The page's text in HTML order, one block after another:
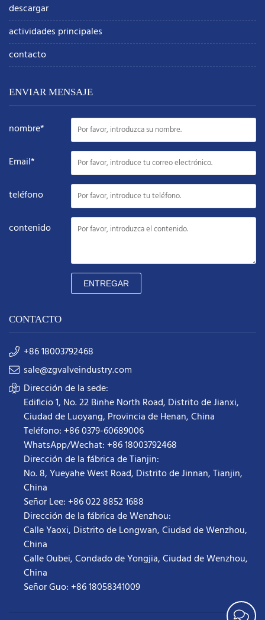
descargar
actividades principales
contacto
ENVIAR MENSAJE
nombre*
Email*
teléfono
contenido
ENTREGAR
CONTACTO
+86 18003792468
sale@zgvalveindustry.com
Dirección de la sede:
Edificio 1, No. 22 Binhe North Road, Distrito de Jianxi,
Ciudad de Luoyang, Provincia de Henan, China
Teléfono: +86 0379-60689006
WhatsApp/Wechat: +86 18003792468
Dirección de la fábrica de Tianjin:
No. 8, Yueyahe West Road, Distrito de Jinnan, Tianjin,
China
Señor Lee: +86 022 8852 1688
Dirección de la fábrica de Wenzhou:
Calle Yaoxi, Distrito de Longwan, Ciudad de Wenzhou,
China
Calle Oubei, Condado de Yongjia, Ciudad de Wenzhou,
China
Señor Guo: +86 18058341009